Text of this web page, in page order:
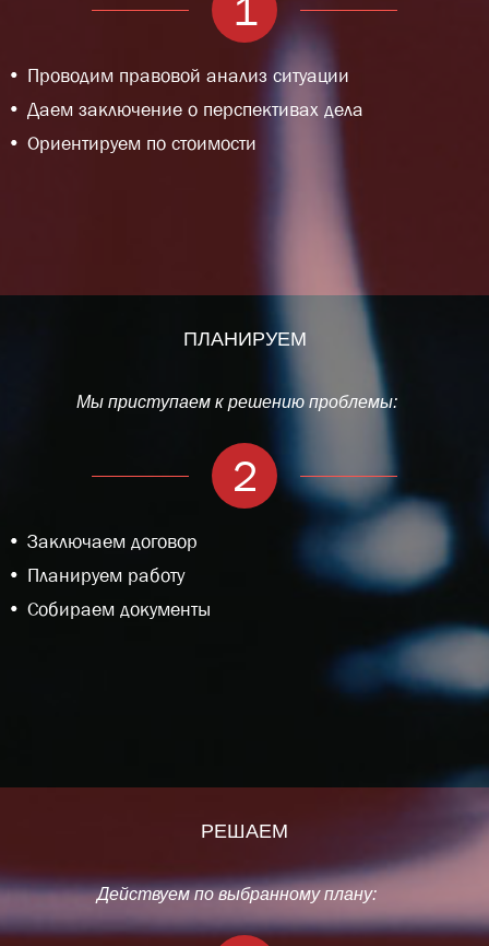
Проводим правовой анализ ситуации
Даем заключение о перспективах дела
Ориентируем по стоимости
ПЛАНИРУЕМ
Мы приступаем к решению проблемы:
2
Заключаем договор
Планируем работу
Собираем документы
РЕШАЕМ
Действуем по выбранному плану: